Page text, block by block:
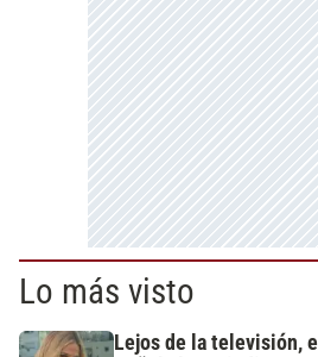
Lo más visto
Lejos de la televisión,